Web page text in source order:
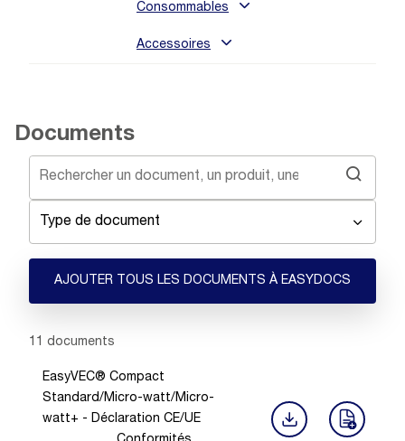
Consommables
Accessoires
Documents
Type de document
AJOUTER TOUS LES DOCUMENTS À EASYDOCS
Showing 1 -11
11 documents
EasyVEC® Compact
Standard/Micro-watt/Micro-
watt+ - Déclaration CE/UE